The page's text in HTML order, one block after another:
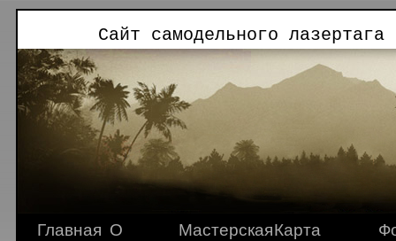
Сайт самодельного
Главная О
МастерскаяКарта